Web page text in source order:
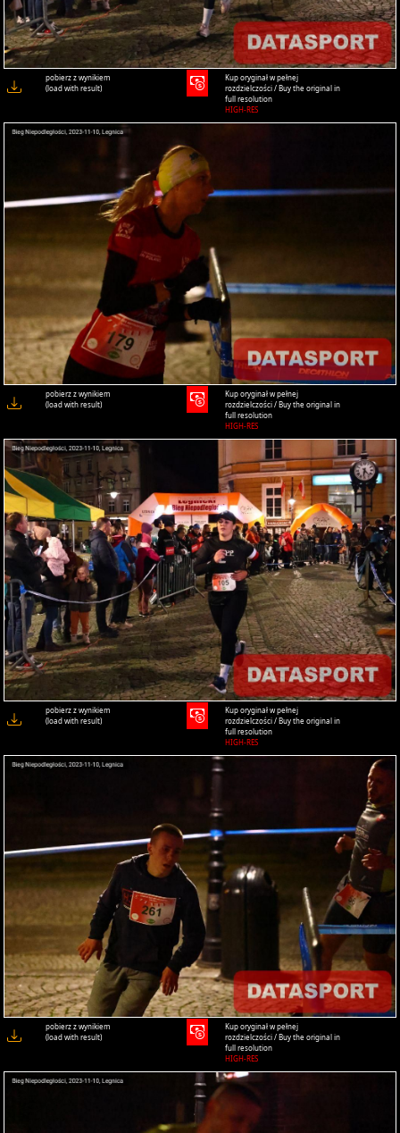
pobierz z wynikiem
(load with result)
Kup oryginał w pełnej
rozdzielczości / Buy the original in
full resolution
HIGH-RES
pobierz z wynikiem
(load with result)
Kup oryginał w pełnej
rozdzielczości / Buy the original in
full resolution
HIGH-RES
pobierz z wynikiem
(load with result)
Kup oryginał w pełnej
rozdzielczości / Buy the original in
full resolution
HIGH-RES
pobierz z wynikiem
(load with result)
Kup oryginał w pełnej
rozdzielczości / Buy the original in
full resolution
HIGH-RES